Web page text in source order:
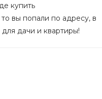
купить
вы попали по адресу, в
дачи и квартиры!